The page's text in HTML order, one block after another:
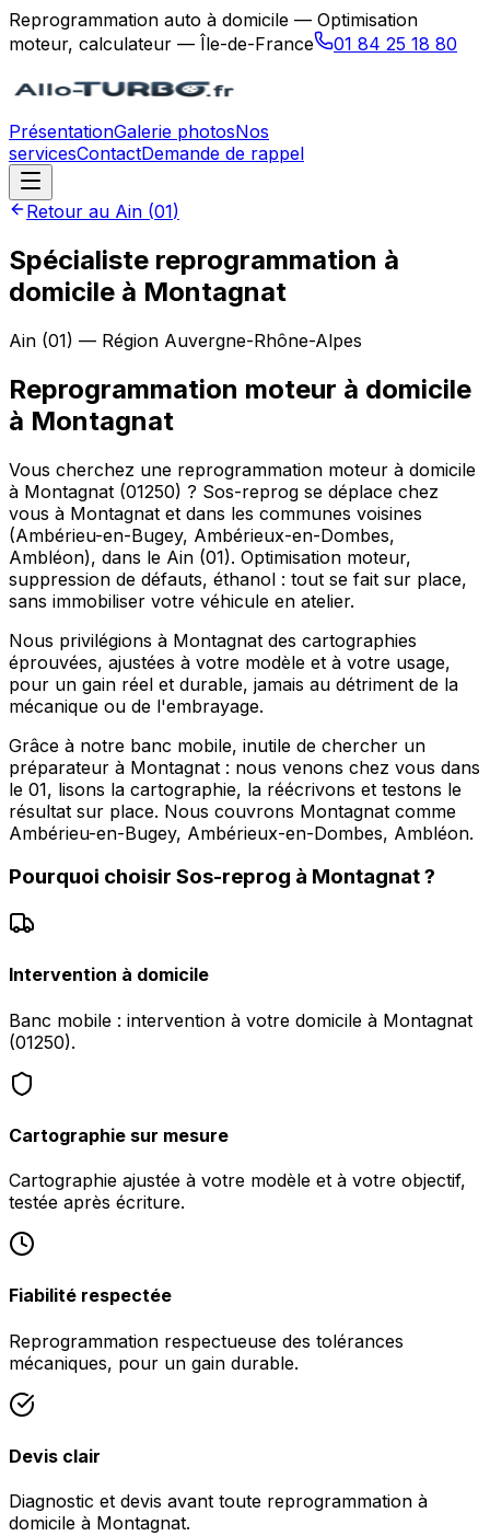
Reprogrammation auto à domicile — Optimisation
moteur, calculateur — Île-de-France
01 84 25 18 80
PrésentationGalerie photosNos
servicesContactDemande de rappel
Retour au Ain (01)
Spécialiste reprogrammation à
domicile à Montagnat
Ain (01) — Région Auvergne-Rhône-Alpes
Reprogrammation moteur à domicile
à Montagnat
Vous cherchez une reprogrammation moteur à domicile
à Montagnat (01250) ? Sos-reprog se déplace chez
vous à Montagnat et dans les communes voisines
(Ambérieu-en-Bugey, Ambérieux-en-Dombes,
Ambléon), dans le Ain (01). Optimisation moteur,
suppression de défauts, éthanol : tout se fait sur place,
sans immobiliser votre véhicule en atelier.
Nous privilégions à Montagnat des cartographies
éprouvées, ajustées à votre modèle et à votre usage,
pour un gain réel et durable, jamais au détriment de la
mécanique ou de l'embrayage.
Grâce à notre banc mobile, inutile de chercher un
préparateur à Montagnat : nous venons chez vous dans
le 01, lisons la cartographie, la réécrivons et testons le
résultat sur place. Nous couvrons Montagnat comme
Ambérieu-en-Bugey, Ambérieux-en-Dombes, Ambléon.
Pourquoi choisir Sos-reprog à Montagnat?
Intervention à domicile
Banc mobile : intervention à votre domicile à Montagnat
(01250).
Cartographie sur mesure
Cartographie ajustée à votre modèle et à votre objectif,
testée après écriture.
Fiabilité respectée
Reprogrammation respectueuse des tolérances
mécaniques, pour un gain durable.
Devis clair
Diagnostic et devis avant toute reprogrammation à
domicile à Montagnat.